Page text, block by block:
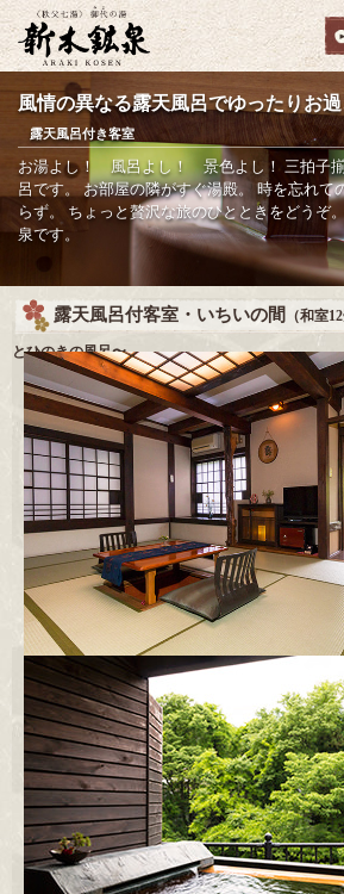
風情の異なる露天風呂でゆったりお
露天風呂付き客室
お湯よし！ 風呂よし！ 景色よし！ 三拍子
呂です。
お部屋の隣がすぐ湯殿。
時を忘れて
らず。
ちょっと贅沢な旅のひとときをどうぞ。
泉です。
露天風呂付客室・いちいの間 （和室
とひのきの風呂〜